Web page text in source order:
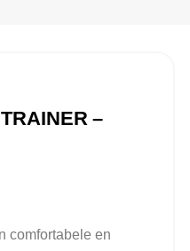
–
comfortabele en